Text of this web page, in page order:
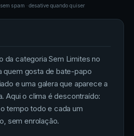
spam · desative quando quiser
da categoria Sem Limites no
quem gosta de bate-papo
e uma galera que aparece a
Aqui o clima é descontraído:
tempo todo e cada um
sem enrolação.